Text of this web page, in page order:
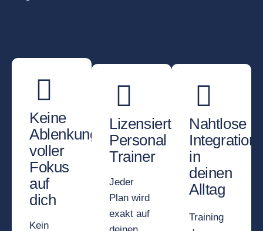
Keine
Ablenkungen,
voller
Fokus
auf
dich
Kein
Lizensierte
Personal
Trainer
Jeder
Plan wird
exakt auf
Nahtlose
Integration
in
deinen
Alltag
Training